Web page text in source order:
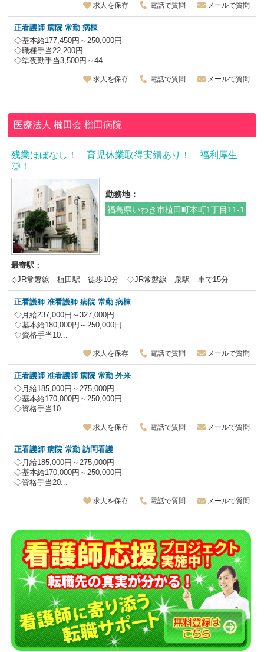
求人を保存 電話で質問 メールで質問
正看護師 病院 常勤 病棟
◇基本給177,450円～250,000円
◇職種手当22,200円
◇準夜勤手当3,500円～44...
求人を保存 電話で質問 メールで質問
医療法人 櫛田会櫛田病院
残業ほぼなし！ 育児休業取得実績あり！ 福利厚生
◎！
勤務地：
福島県いわき市植田町本町1丁目11-1
最寄駅：
◇JR常磐線 植田駅 徒歩10分 ◇JR常磐線 泉駅 車で15分
正看護師 准看護師 病院 常勤 病棟
◇月給237,000円～327,000円
◇基本給180,000円～250,000円
◇資格手当10...
求人を保存 電話で質問 メールで質問
正看護師 准看護師 病院 常勤 外来
◇月給185,000円～275,000円
◇基本給170,000円～250,000円
◇資格手当10...
求人を保存 電話で質問 メールで質問
正看護師 病院 常勤 訪問看護
◇月給185,000円～275,000円
◇基本給170,000円～250,000円
◇資格手当20...
求人を保存 電話で質問 メールで質問